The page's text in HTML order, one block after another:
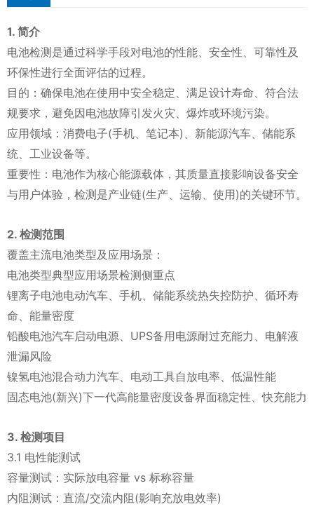
1. 简介
电池检测是通过科学手段对电池的性能、安全性、可靠性及
环保性进行全面评估的过程。
目的：确保电池在使用中安全稳定、满足设计寿命、符合法
规要求，避免因电池故障引发火灾、爆炸或环境污染。
应用领域：消费电子(手机、笔记本)、新能源汽车、储能系
统、工业设备等。
重要性：电池作为核心能源载体，其质量直接影响设备安全
与用户体验，检测是产业链(生产、运输、使用)的关键环节。
2. 检测范围
覆盖主流电池类型及应用场景：
电池类型典型应用场景检测侧重点
锂离子电池电动汽车、手机、储能系统热失控防护、循环寿
命、能量密度
铅酸电池汽车启动电源、UPS备用电源耐过充能力、电解液
泄漏风险
镍氢电池混合动力汽车、电动工具自放电率、低温性能
固态电池(新兴)下一代高能量密度设备界面稳定性、快充能力
3. 检测项目
3.1 电性能测试
容量测试：实际放电容量 vs 标称容量
内阻测试：直流/交流内阻(影响充放电效率)